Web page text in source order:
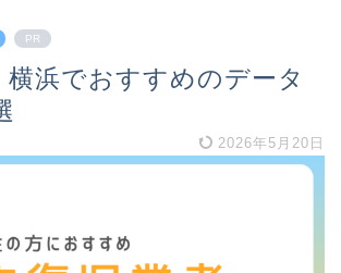
PR
横浜でおすすめのデータ
2026年5月20日